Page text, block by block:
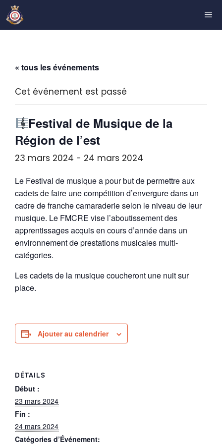
Aller
au
contenu
« tous les événements
Cet événement est passé
Festival de Musique de la
Région de l’est
23 mars 2024 - 24 mars 2024
Le Festival de musique a pour but de permettre aux
cadets de faire une compétition d’envergure dans un
cadre de franche camaraderie selon le niveau de leur
musique. Le FMCRE vise l’aboutissement des
apprentissages acquis en cours d’année dans un
environnement de prestations musicales multi-
catégories.
Les cadets de la musique coucheront une nuit sur
place.
Ajouter au calendrier
DÉTAILS
Début :
23 mars 2024
Fin :
24 mars 2024
Catégories d’Événement: